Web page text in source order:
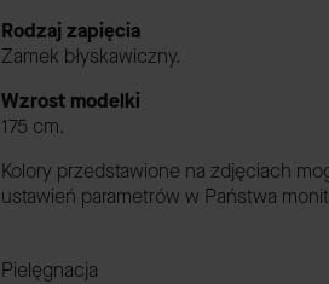
Rodzaj zapięcia
Zamek błyskawiczny.
Wzrost modelki
175 cm.
Kolory przedstawione na zdjęciach
ustawień parametrów w Państwa
Pielęgnacja